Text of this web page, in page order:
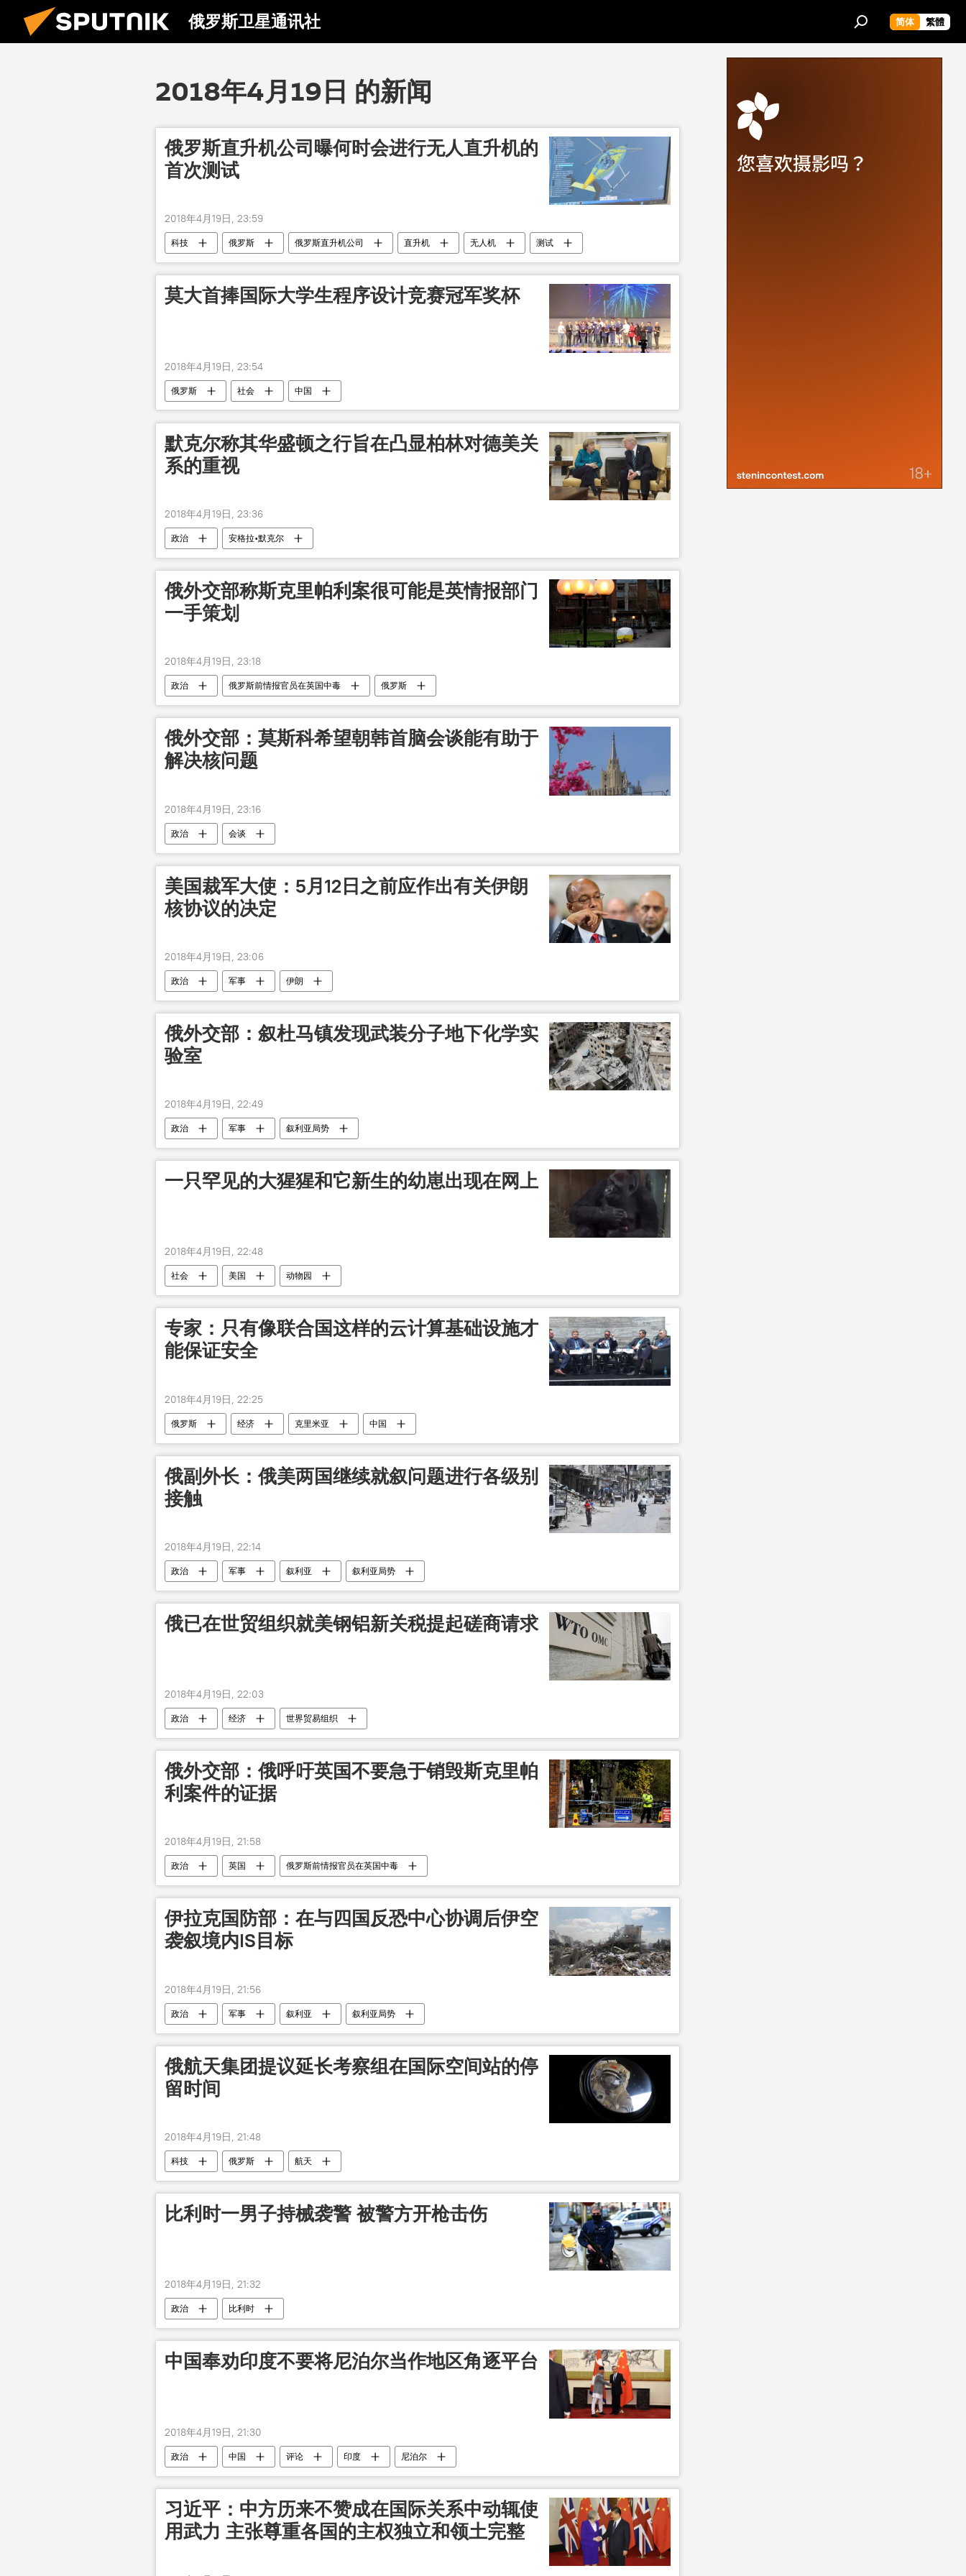
俄罗斯卫星通讯社 简体 繁體
2018年4月19日 的新闻
俄罗斯直升机公司曝何时会进行无人直升机的
首次测试
2018年4月19日, 23:59
科技 俄罗斯 俄罗斯直升机公司 直升机 无人机 测试
莫大首捧国际大学生程序设计竞赛冠军奖杯
2018年4月19日, 23:54
俄罗斯 社会 中国
默克尔称其华盛顿之行旨在凸显柏林对德美关
系的重视
2018年4月19日, 23:36
政治 安格拉•默克尔
俄外交部称斯克里帕利案很可能是英情报部门
一手策划
2018年4月19日, 23:18
政治 俄罗斯前情报官员在英国中毒 俄罗斯
俄外交部：莫斯科希望朝韩首脑会谈能有助于
解决核问题
2018年4月19日, 23:16
政治 会谈
美国裁军大使：5月12日之前应作出有关伊朗
核协议的决定
2018年4月19日, 23:06
政治 军事 伊朗
俄外交部：叙杜马镇发现武装分子地下化学实
验室
2018年4月19日, 22:49
政治 军事 叙利亚局势
一只罕见的大猩猩和它新生的幼崽出现在网上
2018年4月19日, 22:48
社会 美国 动物园
专家：只有像联合国这样的云计算基础设施才
能保证安全
2018年4月19日, 22:25
俄罗斯 经济 克里米亚 中国
俄副外长：俄美两国继续就叙问题进行各级别
接触
2018年4月19日, 22:14
政治 军事 叙利亚 叙利亚局势
俄已在世贸组织就美钢铝新关税提起磋商请求
2018年4月19日, 22:03
政治 经济 世界贸易组织
俄外交部：俄呼吁英国不要急于销毁斯克里帕
利案件的证据
2018年4月19日, 21:58
政治 英国 俄罗斯前情报官员在英国中毒
伊拉克国防部：在与四国反恐中心协调后伊空
袭叙境内IS目标
2018年4月19日, 21:56
政治 军事 叙利亚 叙利亚局势
俄航天集团提议延长考察组在国际空间站的停
留时间
2018年4月19日, 21:48
科技 俄罗斯 航天
比利时一男子持械袭警 被警方开枪击伤
2018年4月19日, 21:32
政治 比利时
中国奉劝印度不要将尼泊尔当作地区角逐平台
2018年4月19日, 21:30
政治 中国 评论 印度 尼泊尔
习近平：中方历来不赞成在国际关系中动辄使
用武力 主张尊重各国的主权独立和领土完整